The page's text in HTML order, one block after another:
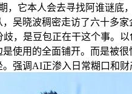
它本人会去寻找阿谁谜底
吴晓波稠密走访了六十多
，是豆包正在干这个事。
使用的全面铺开。而是被
强调AI正渗入日常糊口和